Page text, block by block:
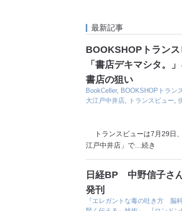
最新記事
BOOKSHOPトラン
「書店デキマシタ。
書店の狙い
BookCeller, BOOKSHOPトラン
大江戸中井店, トランスビュー,
トランスビューは7月29日
江戸中井店」で …続き
日経BP 中野信子さ
発刊
『エレガントな毒の吐き方 脳